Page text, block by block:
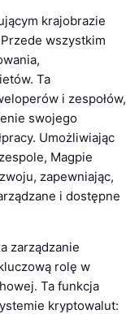
krajobrazie
wszystkim
Ta
i zespołów,
swojego
Umożliwiając
Magpie
zapewniając,
i dostępne
zarządzanie
rolę w
Ta funkcja
kryptowalut: